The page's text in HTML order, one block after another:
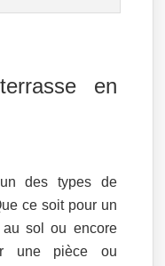
en
des types de
ce soit pour un
au sol ou encore
une pièce ou